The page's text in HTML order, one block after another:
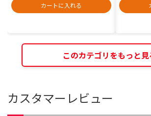
カートに入れる
このカテゴリをもっと見
カスタマーレビュー